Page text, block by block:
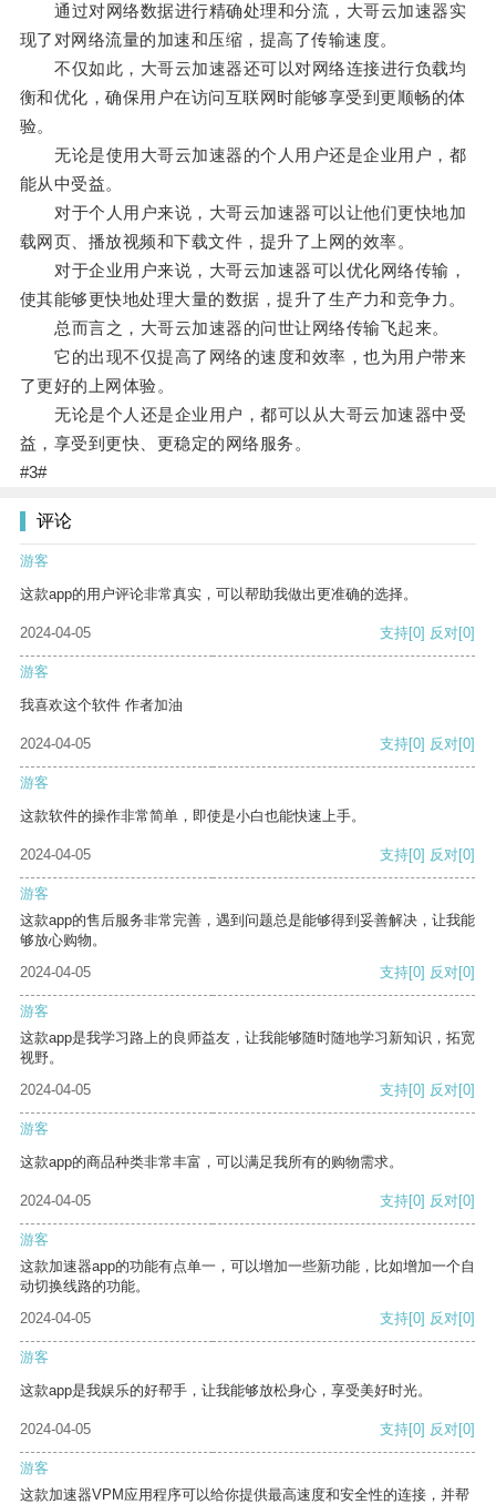
通过对网络数据进行精确处理和分流，大哥云加速器实
现了对网络流量的加速和压缩，提高了传输速度。
不仅如此，大哥云加速器还可以对网络连接进行负载均
衡和优化，确保用户在访问互联网时能够享受到更顺畅的体
验。
无论是使用大哥云加速器的个人用户还是企业用户，都
能从中受益。
对于个人用户来说，大哥云加速器可以让他们更快地加
载网页、播放视频和下载文件，提升了上网的效率。
对于企业用户来说，大哥云加速器可以优化网络传输，
使其能够更快地处理大量的数据，提升了生产力和竞争力。
总而言之，大哥云加速器的问世让网络传输飞起来。
它的出现不仅提高了网络的速度和效率，也为用户带来
了更好的上网体验。
无论是个人还是企业用户，都可以从大哥云加速器中受
益，享受到更快、更稳定的网络服务。
#3#
评论
游客
这款app的用户评论非常真实，可以帮助我做出更准确的选择。
2024-04-05 支持[0] 反对[0]
游客
我喜欢这个软件 作者加油
2024-04-05 支持[0] 反对[0]
游客
这款软件的操作非常简单，即使是小白也能快速上手。
2024-04-05 支持[0] 反对[0]
游客
这款app的售后服务非常完善，遇到问题总是能够得到妥善解决，让我能
够放心购物。
2024-04-05
支持[0] 反对[0]
游客
这款app是我学习路上的良师益友，让我能够随时随地学习新知识，拓宽
视野。
2024-04-05
支持[0] 反对[0]
游客
这款app的商品种类非常丰富，可以满足我所有的购物需求。
2024-04-05 支持[0] 反对[0]
游客
这款加速器app的功能有点单一，可以增加一些新功能，比如增加一个自
动切换线路的功能。
2024-04-05
支持[0] 反对[0]
游客
这款app是我娱乐的好帮手，让我能够放松身心，享受美好时光。
2024-04-05 支持[0] 反对[0]
游客
这款加速器VPM应用程序可以给你提供最高速度和安全性的连接，并帮